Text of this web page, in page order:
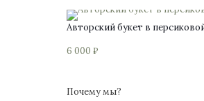
Этот
товар
несколько
можно
Авторский букет в
6 000 ₽
Почему мы?